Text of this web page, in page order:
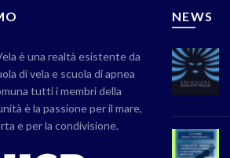
è una realtà esistente da
di vela e scuola di apnea
tutti i membri della
è la passione per il mare,
e per la condivisione.
NEWS